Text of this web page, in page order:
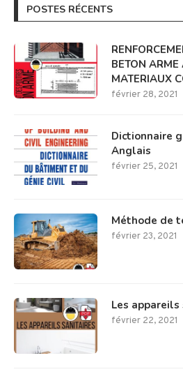
POSTES RÉCENTS
BETON ARME
MATERIAUX
février 28, 2021
Dictionnaire
Anglais
février 25, 2021
Méthode de
février 23, 2021
Les appareils
février 22, 2021